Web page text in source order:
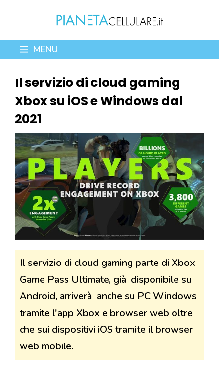
contenuto
MENU
Il servizio di cloud gaming
Xbox su iOS e Windows dal
2021
Il servizio di cloud gaming parte di Xbox
Game Pass Ultimate, già disponibile su
Android, arriverà anche su PC Windows
tramite l'app Xbox e browser web oltre
che sui dispositivi iOS tramite il browser
web mobile.